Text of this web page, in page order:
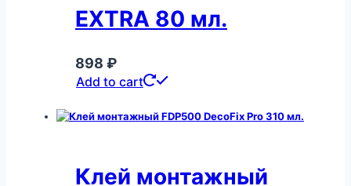
EXTRA 80 мл.
898 ₽
Add to cart
Клей монтажный